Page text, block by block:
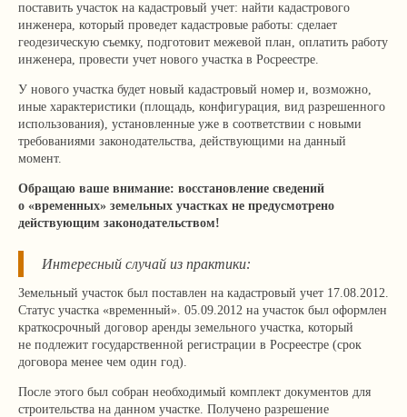
поставить участок на кадастровый учет: найти кадастрового
инженера, который проведет кадастровые работы: сделает
геодезическую съемку, подготовит межевой план, оплатить работу
инженера, провести учет нового участка в Росреестре.
У нового участка будет новый кадастровый номер и, возможно,
иные характеристики (площадь, конфигурация, вид разрешенного
использования), установленные уже в соответствии с новыми
требованиями законодательства, действующими на данный
момент.
Обращаю ваше внимание: восстановление сведений
о «временных» земельных участках не предусмотрено
действующим законодательством!
Интересный случай из практики:
Земельный участок был поставлен на кадастровый учет 17.08.2012.
Статус участка «временный». 05.09.2012 на участок был оформлен
краткосрочный договор аренды земельного участка, который
не подлежит государственной регистрации в Росреестре (срок
договора менее чем один год).
После этого был собран необходимый комплект документов для
строительства на данном участке. Получено разрешение